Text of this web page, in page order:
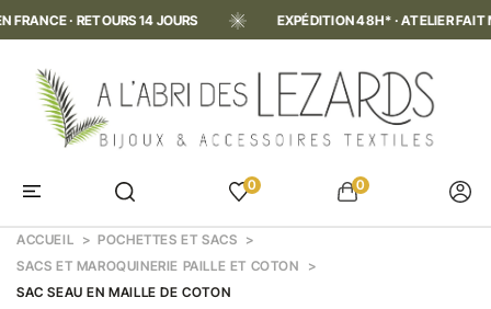
· RETOURS 14 JOURS EXPÉDITION 48H* · ATELIER FAIT MAIN
0 0
ACCUEIL
POCHETTES ET SACS
SACS ET MAROQUINERIE PAILLE ET COTON
SAC SEAU EN MAILLE DE COTON